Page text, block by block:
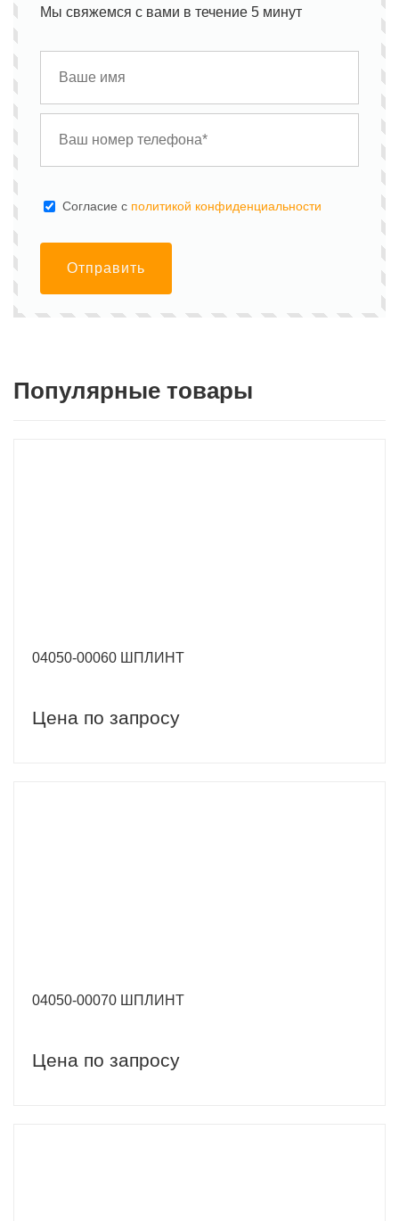
Мы свяжемся с вами в течение 5 минут
Cогласие с политикой конфиденциальности
Отправить
Популярные товары
04050-00060 ШПЛИНТ
Цена по запросу
04050-00070 ШПЛИНТ
Цена по запросу